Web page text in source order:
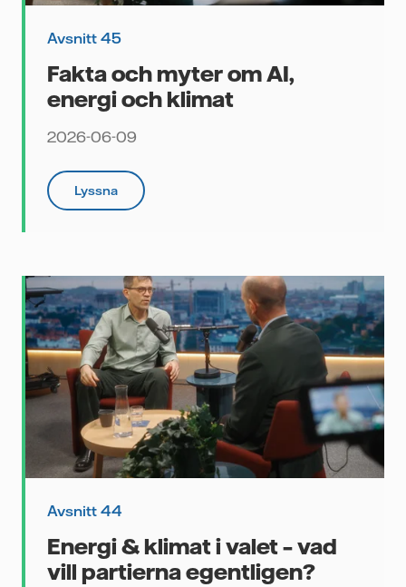
Avsnitt 45
Fakta och myter om AI,
energi och klimat
2026-06-09
Lyssna
Avsnitt 44
Energi & klimat i valet – vad
vill partierna egentligen?